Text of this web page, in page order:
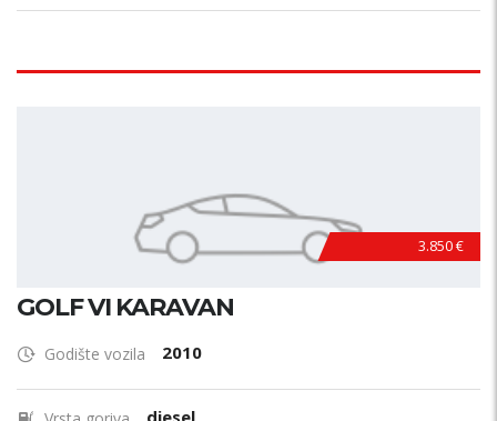
3.850 €
GOLF VI KARAVAN
Godište vozila 2010
diesel